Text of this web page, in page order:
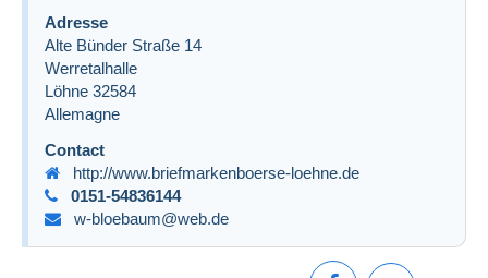
Adresse
Alte Bünder Straße 14
Werretalhalle
Löhne 32584
Allemagne
Contact
http://www.briefmarkenboerse-loehne.de
0151-54836144
w-bloebaum@web.de